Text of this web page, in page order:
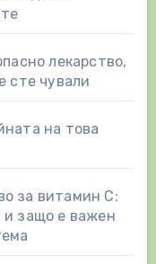
лекарство,
сте чували
на това
за витамин С:
и защо е важен